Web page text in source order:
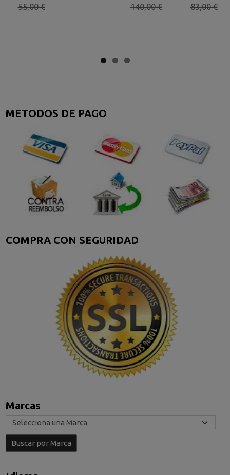
METODOS DE PAGO
COMPRA CON SEGURIDAD
Marcas
55,00 € 140,00 € 83,00 €